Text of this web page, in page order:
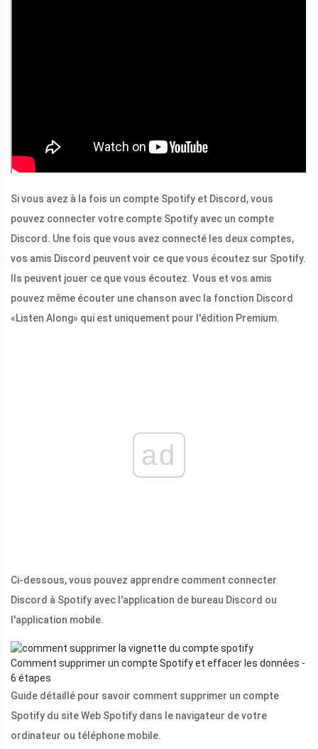
Si vous avez à la fois un compte Spotify et Discord, vous
pouvez connecter votre compte Spotify avec un compte
Discord. Une fois que vous avez connecté les deux comptes,
vos amis Discord peuvent voir ce que vous écoutez sur Spotify.
Ils peuvent jouer ce que vous écoutez. Vous et vos amis
pouvez même écouter une chanson avec la fonction Discord
«Listen Along» qui est uniquement pour l'édition Premium.
ad
Ci-dessous, vous pouvez apprendre comment connecter
Discord à Spotify avec l'application de bureau Discord ou
l'application mobile.
Comment supprimer un compte Spotify et effacer les données -
6 étapes
Guide détaillé pour savoir comment supprimer un compte
Spotify du site Web Spotify dans le navigateur de votre
ordinateur ou téléphone mobile.